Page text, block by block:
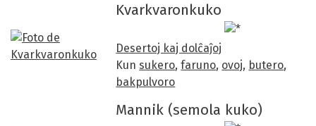
Kvarkvaronkuko
Desertoj kaj dolĉaĵoj
Kun sukero,faruno, ovoj, butero,
bakpulvoro
Mannik (semola kuko)